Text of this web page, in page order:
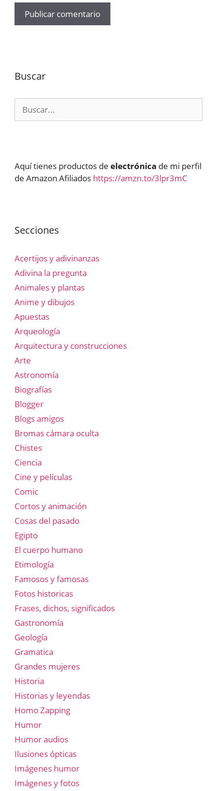
Buscar
Aquí tienes productos de electrónica de mi perfil
de Amazon Afiliados https://amzn.to/3lpr3mC
Secciones
Acertijos y adivinanzas
Adivina la pregunta
Animales y plantas
Anime y dibujos
Apuestas
Arqueología
Arquitectura y construcciones
Arte
Astronomía
Biografías
Blogger
Blogs amigos
Bromas cámara oculta
Chistes
Ciencia
Cine y películas
Comic
Cortos y animación
Cosas del pasado
Egipto
El cuerpo humano
Etimología
Famosos y famosas
Fotos historicas
Frases, dichos, significados
Gastronomía
Geología
Gramatica
Grandes mujeres
Historia
Historias y leyendas
Homo Zapping
Humor
Humor audios
Ilusiones ópticas
Imágenes humor
Imágenes y fotos